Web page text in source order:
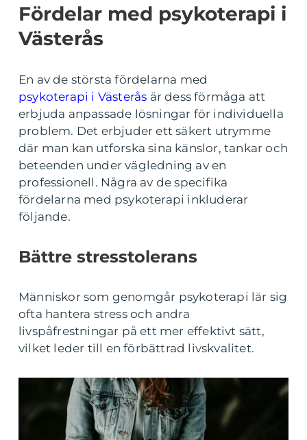
Fördelar med psykoterapi i
Västerås
En av de största fördelarna med
psykoterapi i Västerås är dess förmåga att
erbjuda anpassade lösningar för individuella
problem. Det erbjuder ett säkert utrymme
där man kan utforska sina känslor, tankar och
beteenden under vägledning av en
professionell. Några av de specifika
fördelarna med psykoterapi inkluderar
följande.
Bättre stresstolerans
Människor som genomgår psykoterapi lär sig
ofta hantera stress och andra
livspåfrestningar på ett mer effektivt sätt,
vilket leder till en förbättrad livskvalitet.